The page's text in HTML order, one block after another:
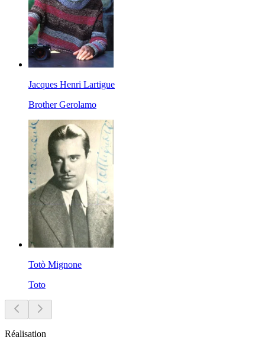
Jacques Henri Lartigue
Brother Gerolamo
Totò Mignone
Toto
Réalisation